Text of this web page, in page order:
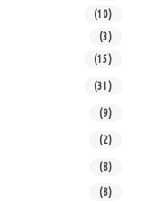
(10)
(3)
(15)
(31)
(9)
(2)
(8)
(8)